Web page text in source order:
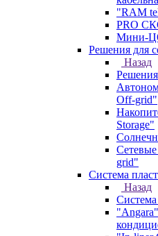
"RAM
PRO
Мини-
Решения для
Назад
Off-grid"
Storage"
grid"
Система
Назад
Система